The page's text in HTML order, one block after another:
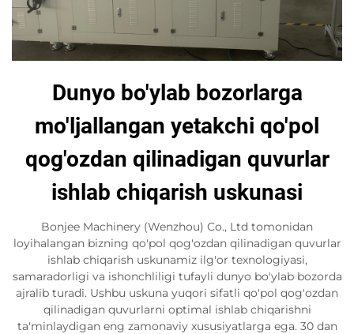
Dunyo bo'ylab bozorlarga
mo'ljallangan yetakchi qo'pol
qog'ozdan qilinadigan quvurlar
ishlab chiqarish uskunasi
Bonjee Machinery (Wenzhou) Co., Ltd tomonidan
loyihalangan bizning qo'pol qog'ozdan qilinadigan quvurlar
ishlab chiqarish uskunamiz ilg'or texnologiyasi,
samaradorligi va ishonchliligi tufayli dunyo bo'ylab bozorda
ajralib turadi. Ushbu uskuna yuqori sifatli qo'pol qog'ozdan
qilinadigan quvurlarni optimal ishlab chiqarishni
ta'minlaydigan eng zamonaviy xususiyatlarga ega. 30 dan